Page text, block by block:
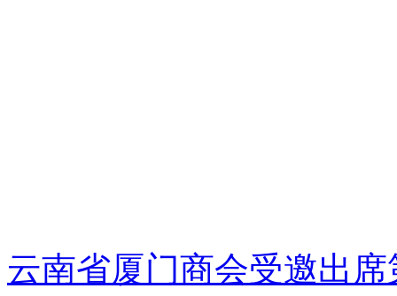
云南省厦门商会受邀出